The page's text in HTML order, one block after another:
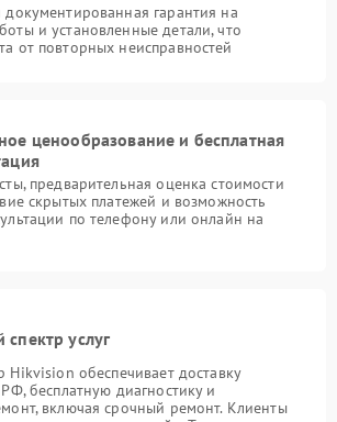
документированная гарантия на
и установленные детали, что
от повторных неисправностей
ценообразование и бесплатная
предварительная оценка стоимости
скрытых платежей и возможность
по телефону или онлайн на
услуг
Hikvision обеспечивает доставку
бесплатную диагностику и
включая срочный ремонт. Клиенты